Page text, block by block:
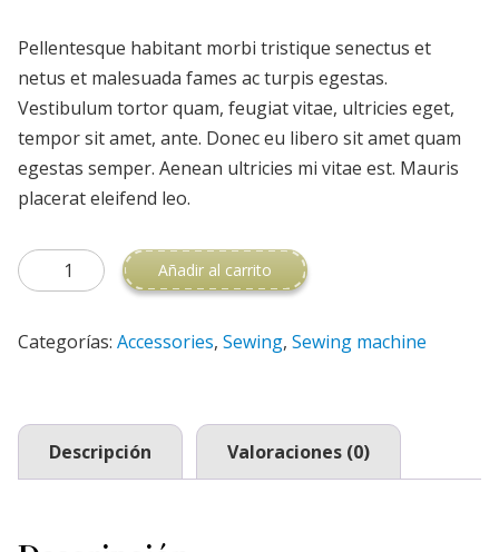
Pellentesque habitant morbi tristique senectus et
netus et malesuada fames ac turpis egestas.
Vestibulum tortor quam, feugiat vitae, ultricies eget,
tempor sit amet, ante. Donec eu libero sit amet quam
egestas semper. Aenean ultricies mi vitae est. Mauris
placerat eleifend leo.
Accessories FHG-7000 cantidad
Añadir al carrito
Categorías: Accessories, Sewing, Sewing machine
Descripción Valoraciones (0)